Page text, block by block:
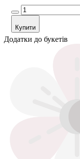
Купити
Додатки до букетів